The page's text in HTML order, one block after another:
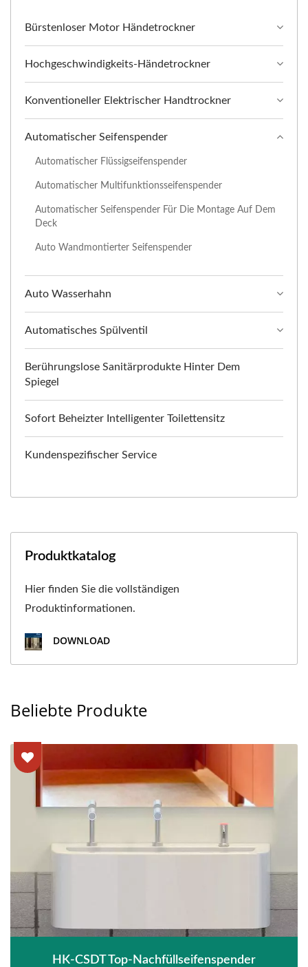
Bürstenloser Motor Händetrockner
Hochgeschwindigkeits-Händetrockner
Konventioneller Elektrischer Handtrockner
Automatischer Seifenspender
Automatischer Flüssigseifenspender
Automatischer Multifunktionsseifenspender
Automatischer Seifenspender Für Die Montage Auf Dem
Deck
Auto Wandmontierter Seifenspender
Auto Wasserhahn
Automatisches Spülventil
Berührungslose Sanitärprodukte Hinter Dem
Spiegel
Sofort Beheizter Intelligenter Toilettensitz
Kundenspezifischer Service
Produktkatalog
Hier finden Sie die vollständigen
Produktinformationen.
DOWNLOAD
Beliebte Produkte
HK-CSDT Top-Nachfüllseifenspender